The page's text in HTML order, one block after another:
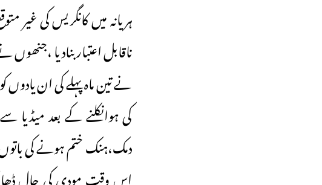
ہریانہ میں کانگریس کی غیر
ناقابل اعتبار بنادیا
نے تین ماہ پہلے کی ان
کی ہوانکلنے کے بعد
دمک،ہنک ختم ہونے کی
اس وقت مودی کی چال